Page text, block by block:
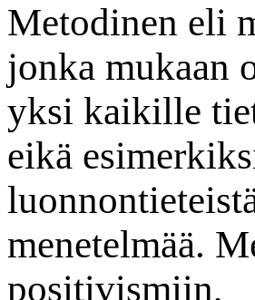
Metodinen eli
jonka mukaan
yksi kaikille
eikä
menetelmää.
positivismiin,